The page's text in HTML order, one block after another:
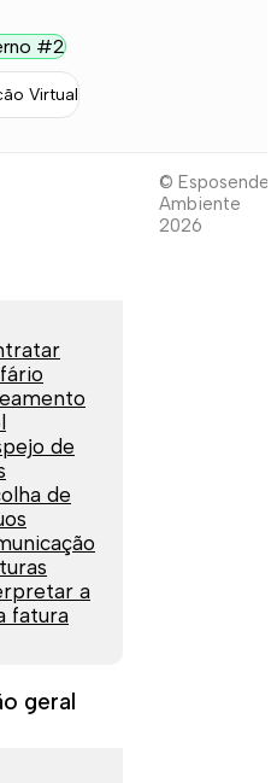
#2
Virtual
de
de
a
fatura
geral
© Esposende
Ambiente
2026